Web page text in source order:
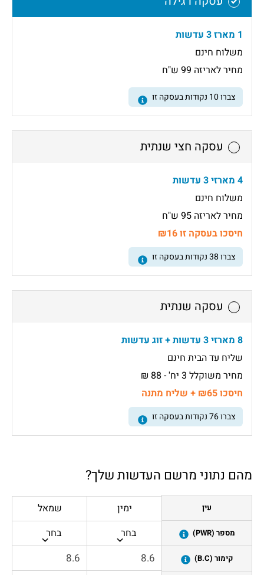
1 מארז 3 עדשות
משלוח חינם
מחיר לאריזה 99 ש"ח
צברו10 נקודות בעסקה זו
עסקה חצי שנתית
4 מארזי 3 עדשות
משלוח חינם
מחיר לאריזה 95 ש"ח
חיסכו בעסקה זו ₪16
צברו38נקודות בעסקה זו
עסקה שנתית
8 מארזי 3 עדשות + זוג עדשות
שליח עד הבית חינם
מחיר משוקלל 3 יח' - 88 ₪
חיסכו ₪65 + שליח מתנה
צברו76נקודות בעסקה זו
מהם נתוני מרשם העדשות שלך?
עין
מספר (PWR)
קימור (B.C)
ימין
בחר
שמאל
בחר